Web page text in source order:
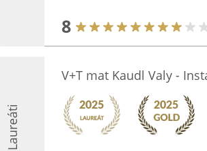
8
Laureáti
V+T mat Kaudl Valy -